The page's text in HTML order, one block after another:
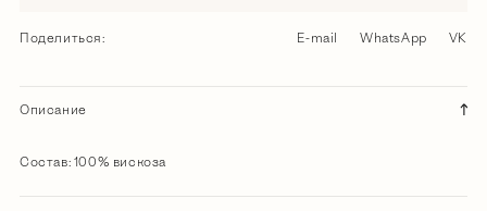
Поделиться: E-mail WhatsApp VK
Описание
Состав: 100% вискоза